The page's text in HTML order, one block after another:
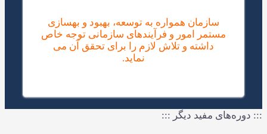
سازمان همواره به توسعه، بهبود و بهسازی
مستمر امور و فرآیندهای سازمانی توجه خاص
داشته و تلاش لازم را برای تحقق آن می
نماید.
::: دوره‌های مفید دیگر :::